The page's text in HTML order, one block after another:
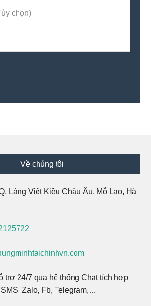
Về chúng tôi
Làng Việt Kiều Châu Âu, Mỗ Lao, Hà
trợ 24/7 qua hệ thống Chat tích hợp
Zalo, Fb, Telegram,…